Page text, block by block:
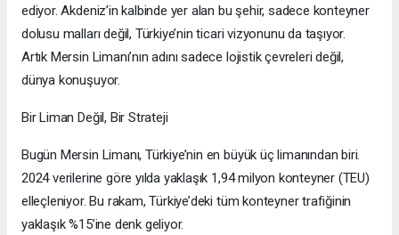
Yıldızı
Türkiye’nin güney kıyısında, yıllarca sadece bir “liman kenti”
olarak anılan Mersin, bugün aslında çok daha fazlasını temsil